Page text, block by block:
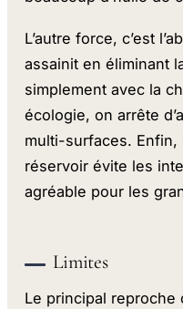
L’autre force, c’est
assainit en éliminant
simplement avec la
écologie, on arrête
multi-surfaces.
réservoir évite les
agréable pour les
Limites
Le principal reproche